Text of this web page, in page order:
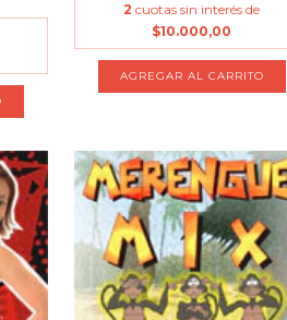
2 cuotas sin interés de
$10.000,00